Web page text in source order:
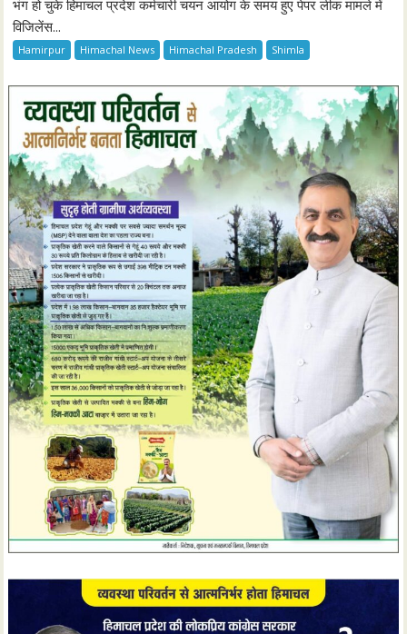
भंग हो चुके हिमाचल प्रदेश कर्मचारी चयन आयोग के समय हुए पेपर लीक मामले में
विजिलेंस...
Hamirpur Himachal News Himachal Pradesh Shimla